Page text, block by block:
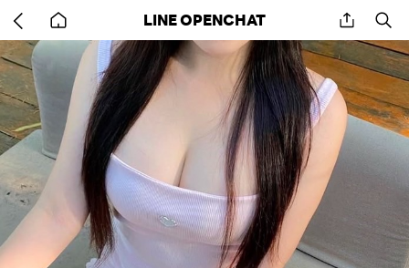
back
to
home
LINE OPENCHAT share